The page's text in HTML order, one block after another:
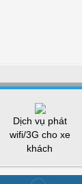
Dịch vụ phát
wifi/3G cho xe
khách